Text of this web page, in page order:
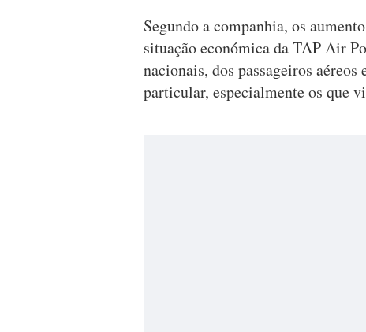
Segundo a companhia, os
situação económica da TAP Air
nacionais, dos passageiros
particular, especialmente os que